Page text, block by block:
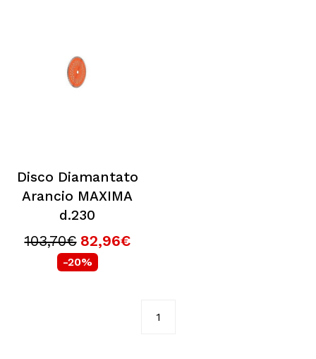
Disco Diamantato
Arancio MAXIMA
d.230
103,70€ 82,96€
-20%
1